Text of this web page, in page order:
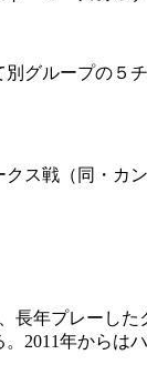
グループの５
ス戦（同・カ
年プレーした
2011年からは